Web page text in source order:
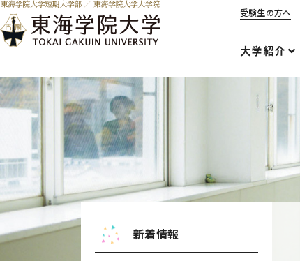
受験生の方へ
大学紹介
新着情報